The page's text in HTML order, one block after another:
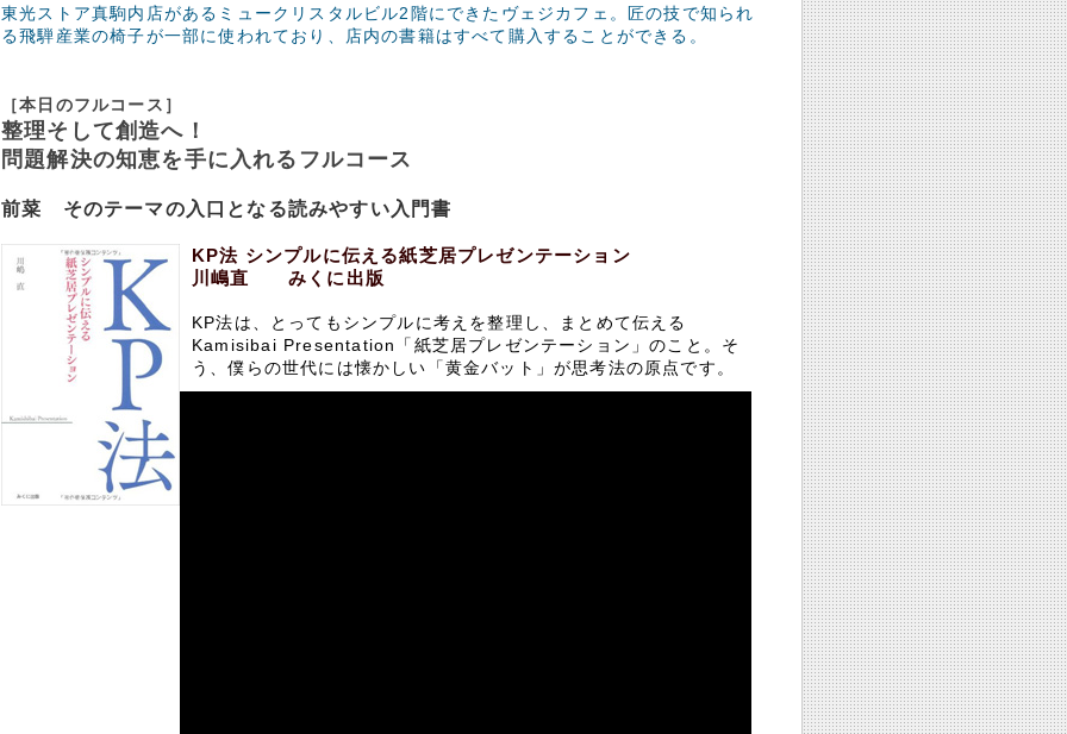
東光ストア真駒内店があるミュークリスタルビル2階にできたヴェジカフェ。匠の技で知られ
る飛騨産業の椅子が一部に使われており、店内の書籍はすべて購入することができる。
［本日のフルコース］
整理そして創造へ！
問題解決の知恵を手に入れるフルコース
前菜 そのテーマの入口となる読みやすい入門書
KP法 シンプルに伝える紙芝居プレゼンテーション
川嶋直 みくに出版
KP法は、とってもシンプルに考えを整理し、まとめて伝える
Kamisibai Presentation「紙芝居プレゼンテーション」のこと。そ
う、僕らの世代には懐かしい「黄金バット」が思考法の原点です。